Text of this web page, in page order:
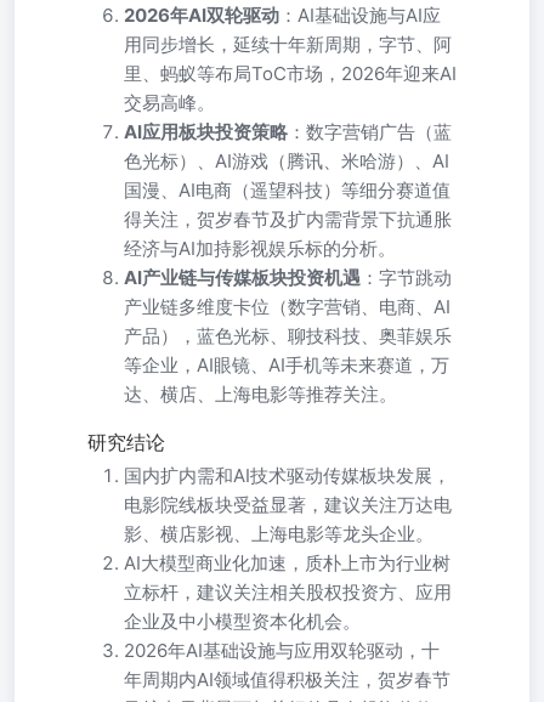
2026年AI双轮驱动 ：AI基础设施与AI应
用同步增长，延续十年新周期，字节、阿
里、蚂蚁等布局ToC市场，2026年迎来AI
交易高峰。
AI应用板块投资策略 ：数字营销广告（蓝
色光标）、AI游戏（腾讯、米哈游）、AI
国漫、AI电商（遥望科技）等细分赛道值
得关注，贺岁春节及扩内需背景下抗通胀
经济与AI加持影视娱乐标的分析。
AI产业链与传媒板块投资机遇 ：字节跳动
产业链多维度卡位（数字营销、电商、AI
产品），蓝色光标、聊技科技、奥菲娱乐
等企业，AI眼镜、AI手机等未来赛道，万
达、横店、上海电影等推荐关注。
研究结论
国内扩内需和AI技术驱动传媒板块发展，
电影院线板块受益显著，建议关注万达电
影、横店影视、上海电影等龙头企业。
AI大模型商业化加速，质朴上市为行业树
立标杆，建议关注相关股权投资方、应用
企业及中小模型资本化机会。
2026年AI基础设施与应用双轮驱动，十
年周期内AI领域值得积极关注，贺岁春节